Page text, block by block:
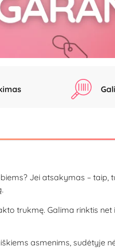
Jei atsakymas – taip,
trukmę. Galima rinktis net
asmenims, sudėtyje